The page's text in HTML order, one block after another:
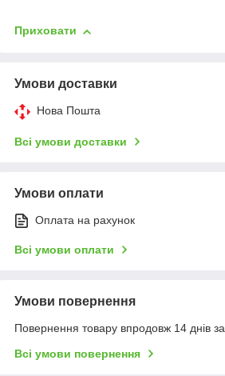
Приховати
Умови доставки
Нова Пошта
Всі умови доставки
Умови оплати
Оплата на рахунок
Всі умови оплати
Умови повернення
Повернення товару впродовж 14 днів
Всі умови повернення